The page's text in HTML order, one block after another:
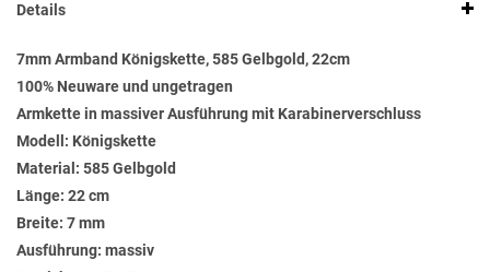
Details
7mm Armband Königskette, 585 Gelbgold, 22cm
100% Neuware und ungetragen
Armkette in massiver Ausführung mit Karabinerverschluss
Modell: Königskette
Material: 585 Gelbgold
Länge: 22 cm
Breite: 7 mm
Ausführung: massiv